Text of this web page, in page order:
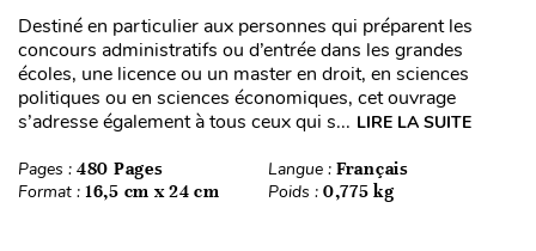
Destiné en particulier aux personnes qui préparent les
concours administratifs ou d’entrée dans les grandes
écoles, une licence ou un master en droit, en sciences
politiques ou en sciences économiques, cet ouvrage
s’adresse également à tous ceux qui s... LIRE LA SUITE
Pages : 480 Pages Langue : Français
Format : 16,5 cm x 24 cm Poids : 0,775 kg